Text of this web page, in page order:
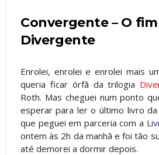
Convergente – O
Divergente
Enrolei, enrolei e enrolei mais
queria ficar órfã da trilogia
Roth. Mas cheguei num ponto
esperar para ler o último livro
que peguei em parceria com a
ontem às 2h da manhã e foi tão
até demorei a dormir depois.